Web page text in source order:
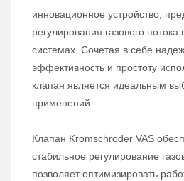
инновационное устройство,
регулирования газового
системах. Сочетая в себе
эффективность и простоту
клапан является идеальным
применений.
Клапан Kromschroder VAS
стабильное регулирование
позволяет оптимизировать